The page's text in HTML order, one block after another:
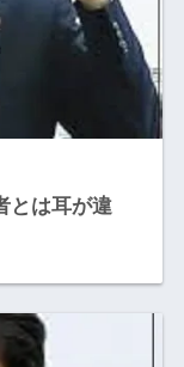
とは耳が違